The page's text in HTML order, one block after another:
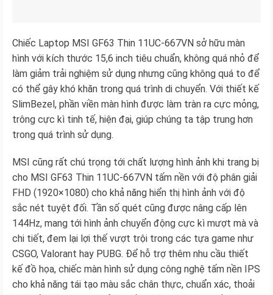
Chiếc Laptop MSI GF63 Thin 11UC-667VN sở hữu màn
hình với kích thước 15,6 inch tiêu chuẩn, không quá nhỏ để
làm giảm trải nghiệm sử dụng nhưng cũng không quá to để
có thể gây khó khăn trong quá trình di chuyển. Với thiết kế
SlimBezel, phần viền màn hình được làm tràn ra cực mỏng,
trông cực kì tinh tế, hiện đại, giúp chúng ta tập trung hơn
trong quá trình sử dụng.
MSI cũng rất chú trọng tới chất lượng hình ảnh khi trang bị
cho MSI GF63 Thin 11UC-667VN tấm nền với độ phân giải
FHD (1920×1080) cho khả năng hiển thị hình ảnh với độ
sắc nét tuyệt đối. Tần số quét cũng được nâng cấp lên
144Hz, mang tới hình ảnh chuyển động cực kì mượt mà và
chi tiết, đem lại lợi thế vượt trội trong các tựa game như
CSGO, Valorant hay PUBG. Để hỗ trợ thêm nhu cầu thiết
kế đồ họa, chiếc màn hình sử dụng công nghệ tấm nền IPS
cho khả năng tái tạo màu sắc chân thực, chuẩn xác, thoải